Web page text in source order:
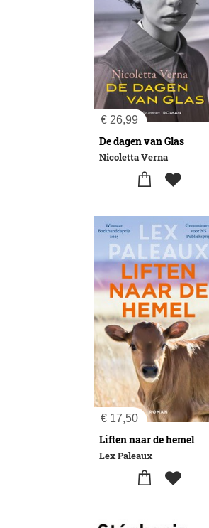
€ 26,99
De dagen van Glas
Nicoletta Verna
€ 17,50
Liften naar de hemel
Lex Paleaux